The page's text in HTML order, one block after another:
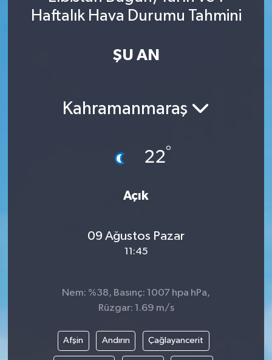
Haftalık Hava Durumu Tahmini
ŞU AN
Kahramanmaraş
22°
Açık
09 Ağustos Pazar
11:45
Nem: %38, Basınç: 1007 hpa hPa,
Rüzgar: 1.69 m/s
Afşin Andırın Çağlayancerit
Spor